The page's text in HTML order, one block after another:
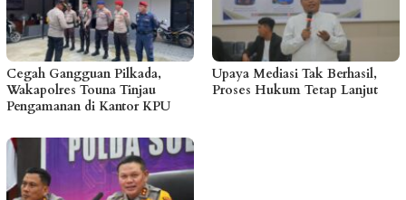
Cegah Gangguan Pilkada,
Wakapolres Touna Tinjau
Pengamanan di Kantor KPU
Upaya Mediasi Tak Berhasil,
Proses Hukum Tetap Lanjut